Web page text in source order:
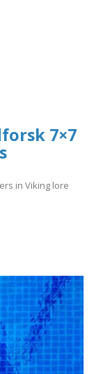
7×7
in Viking lore